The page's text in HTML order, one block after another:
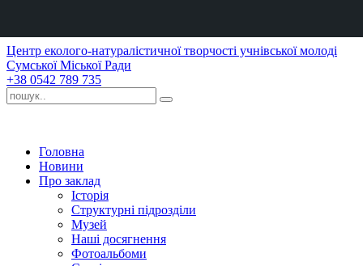
Центр еколого-натуралістичної творчості учнівської молоді
Сумської Міської Ради
+38 0542 789 735
Головна
Новини
Про заклад
Історія
Структурні підрозділи
Музей
Наші досягнення
Фотоальбоми